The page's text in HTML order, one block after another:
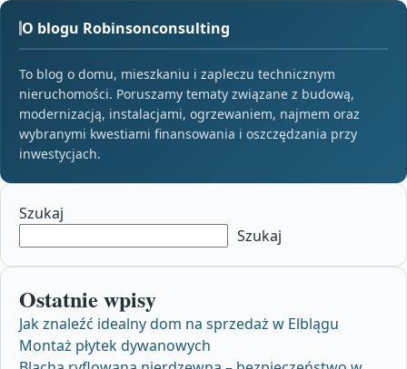
O blogu Robinsonconsulting
To blog o domu, mieszkaniu i zapleczu technicznym
nieruchomości. Poruszamy tematy związane z budową,
modernizacją, instalacjami, ogrzewaniem, najmem oraz
wybranymi kwestiami finansowania i oszczędzania przy
inwestycjach.
Szukaj
Szukaj
Ostatnie wpisy
Jak znaleźć idealny dom na sprzedaż w Elblągu
Montaż płytek dywanowych